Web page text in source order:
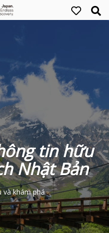
tin hữu
Nhật Bản
và khám phá